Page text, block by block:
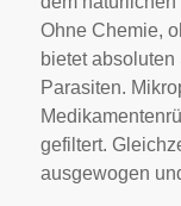
Ohne Chemie,
bietet
Parasiten.
gefiltert.
ausgewogen